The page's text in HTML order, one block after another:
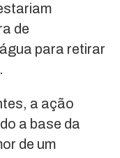
de
para retirar
a ação
a base da
de um